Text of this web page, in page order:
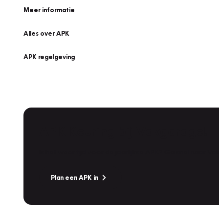
Meer informatie
Alles over APK
APK regelgeving
Plan een APK in